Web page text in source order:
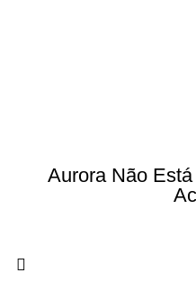
Aurora Não